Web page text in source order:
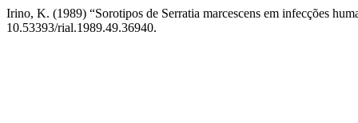
Irino, K. (1989) “Sorotipos de Serratia marcescens em infecções
10.53393/rial.1989.49.36940.